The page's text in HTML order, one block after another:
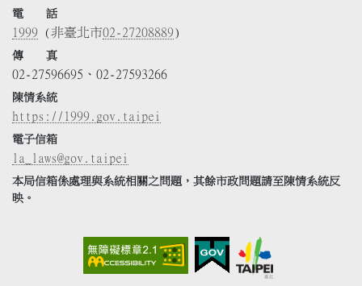
電 話
1999 (非臺北市02-27208889)
傳 真
02-27596695、02-27593266
陳情系統
https://1999.gov.taipei
電子信箱
la_laws@gov.taipei
本局信箱係處理與系統相關之問題，其餘市政問題請至陳情系統反
映。